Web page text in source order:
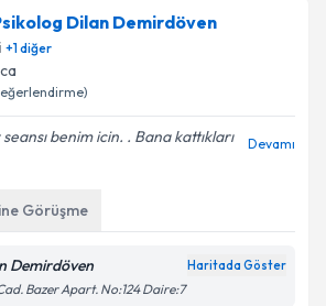
Dilan Demirdöven
+1diğer
benim icin. . Bana kattıkları
Devamı
Görüşme
Demirdöven Haritada Göster
Bazer Apart. No:124 Daire:7